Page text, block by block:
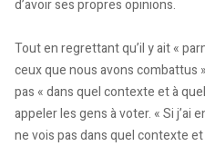
d’avoir ses propres opinions.
Tout en regrettant qu’il y ait «
ceux que nous avons combattus
pas « dans quel contexte et à
appeler les gens à voter. « Si j’ai
ne vois pas dans quel contexte